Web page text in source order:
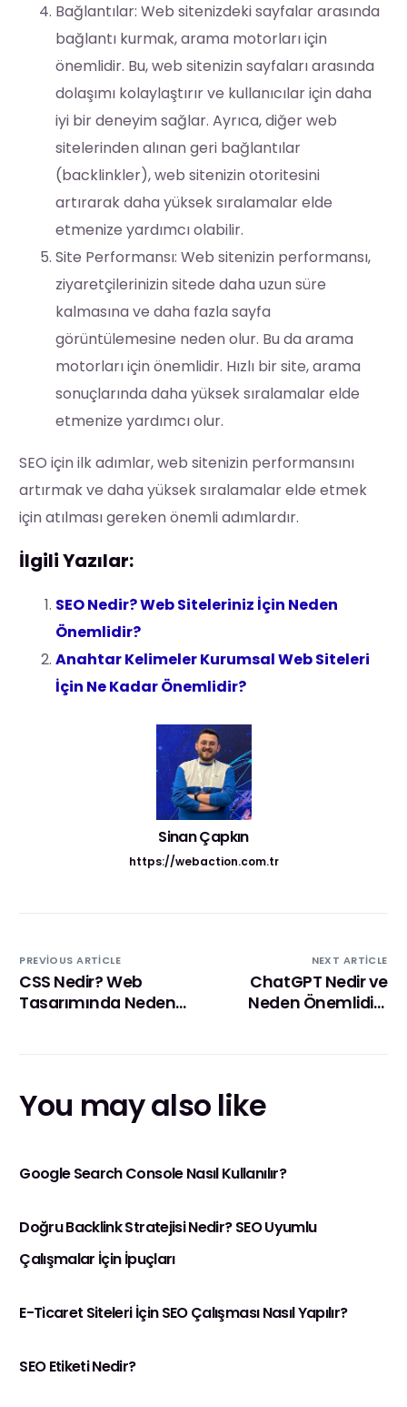
Bağlantılar: Web sitenizdeki sayfalar arasında
bağlantı kurmak, arama motorları için
önemlidir. Bu, web sitenizin sayfaları arasında
dolaşımı kolaylaştırır ve kullanıcılar için daha
iyi bir deneyim sağlar. Ayrıca, diğer web
sitelerinden alınan geri bağlantılar
(backlinkler), web sitenizin otoritesini
artırarak daha yüksek sıralamalar elde
etmenize yardımcı olabilir.
Site Performansı: Web sitenizin performansı,
ziyaretçilerinizin sitede daha uzun süre
kalmasına ve daha fazla sayfa
görüntülemesine neden olur. Bu da arama
motorları için önemlidir. Hızlı bir site, arama
sonuçlarında daha yüksek sıralamalar elde
etmenize yardımcı olur.
SEO için ilk adımlar, web sitenizin performansını
artırmak ve daha yüksek sıralamalar elde etmek
için atılması gereken önemli adımlardır.
İlgili Yazılar:
SEO Nedir? Web Siteleriniz İçin Neden
Önemlidir?
Anahtar Kelimeler Kurumsal Web Siteleri
İçin Ne Kadar Önemlidir?
Sinan Çapkın
https://webaction.com.tr
PREVIOUS ARTICLE
CSS Nedir? Web
Tasarımında Neden
NEXT ARTICLE
ChatGPT Nedir ve
Neden Önemlidir?
You may also like
Google Search Console Nasıl Kullanılır?
Doğru Backlink Stratejisi Nedir? SEO Uyumlu
Çalışmalar İçin İpuçları
E-Ticaret Siteleri İçin SEO Çalışması Nasıl Yapılır?
SEO Etiketi Nedir?